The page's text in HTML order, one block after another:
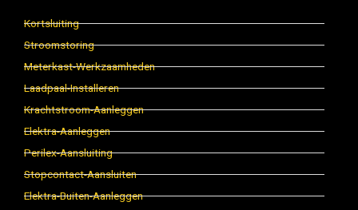
Kortsluiting
Stroomstoring
Meterkast-Werkzaamheden
Laadpaal-Installeren
Krachtstroom-Aanleggen
Elektra-Aanleggen
Perilex-Aansluiting
Stopcontact-Aansluiten
Elektra-Buiten-Aanleggen